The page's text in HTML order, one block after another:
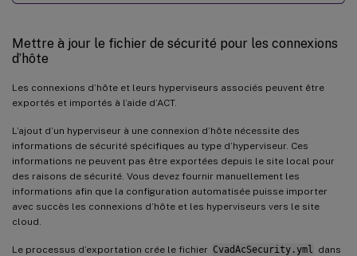
Mettre à jour le fichier de sécurité pour les connexions
d’hôte
Les connexions d’hôte et leurs hyperviseurs associés peuvent être
exportés et importés à l’aide d’ACT.
L’ajout d’un hyperviseur à une connexion d’hôte nécessite des
informations de sécurité spécifiques au type d’hyperviseur. Ces
informations ne peuvent pas être exportées depuis le site local pour
des raisons de sécurité. Vous devez fournir manuellement les
informations afin que la configuration automatisée puisse importer
avec succès les connexions d’hôte et les hyperviseurs vers le site
cloud.
Le processus d’exportation crée le fichier CvadAcSecurity.yml dans